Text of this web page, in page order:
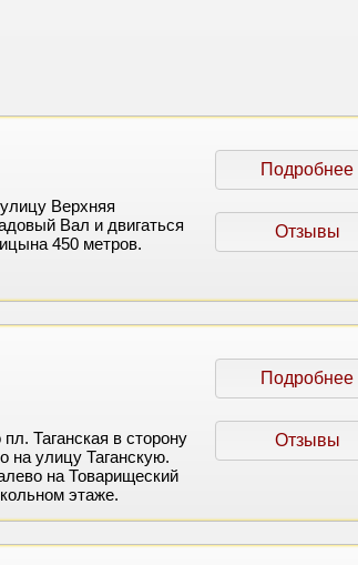
Верхняя
Вал и двигаться
450 метров.
Подробнее
Отзывы
Таганская в сторону
на улицу Таганскую.
на Товарищеский
этаже.
Подробнее
Отзывы